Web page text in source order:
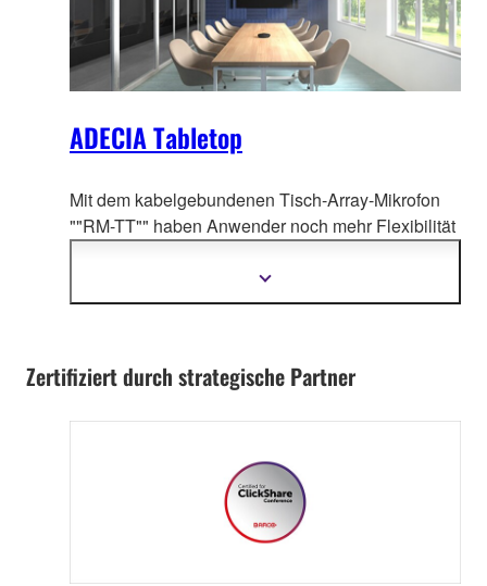
ADECIA Tabletop
Mit dem kabelgebundenen Tisch-Array-Mikrofon
""RM-TT"" haben Anwender noch mehr Flexibilität
Mehr
Zertifiziert durch strategische Partner